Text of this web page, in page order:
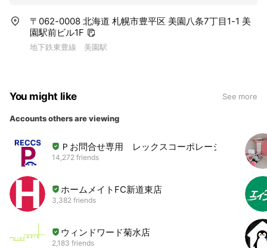
〒062-0008 北海道 札幌市豊平区 美園八条7丁目1-1 美
園駅前ビル1F
地下鉄東豊線 美園駅
You might like See more
Accounts others are viewing
Ｐお問合せ専用 レックスコーポレーション
14,272 friends
ホームメイトFC新道東店
3,382 friends
ウィンドワード菊水店
2,183 friends